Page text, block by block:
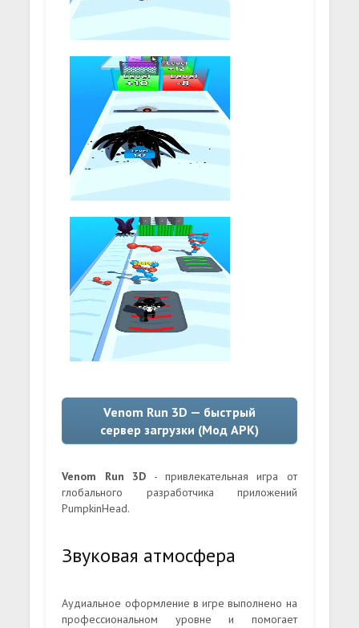
Venom Run 3D — быстрый
сервер загрузки (Мод APK)
Venom Run 3D - привлекательная игра от
глобального разработчика приложений
PumpkinHead.
Звуковая атмосфера
Аудиальное оформление в игре выполнено на
профессиональном уровне и помогает